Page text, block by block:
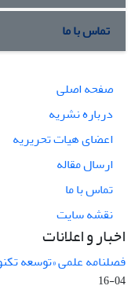
تماس با ما
صفحه اصلی
درباره نشریه
اعضای هیات تحریریه
ارسال مقاله
تماس با ما
نقشه سایت
اخبار و اعلانات
فصلنامه علمی «توسعه
04-16